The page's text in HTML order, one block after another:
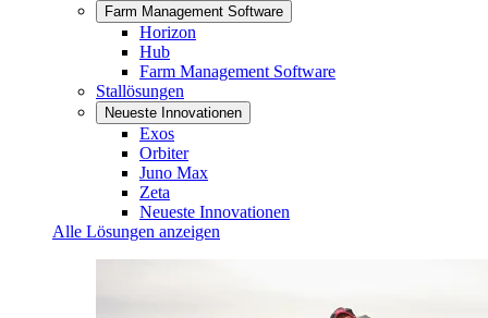
Farm Management Software
Horizon
Hub
Farm Management Software
Stallösungen
Neueste Innovationen
Exos
Orbiter
Juno Max
Zeta
Neueste Innovationen
Alle Lösungen anzeigen